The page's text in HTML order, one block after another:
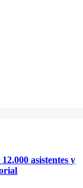
asistentes y